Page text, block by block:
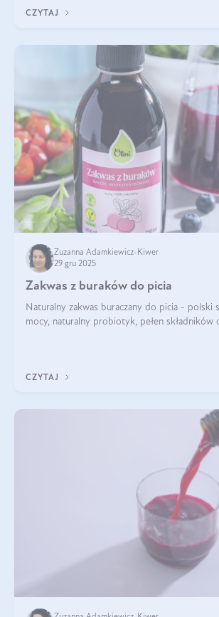
bydlęcy.
CZYTAJ
Zuzanna Adamkiewicz-Kiwer
29 gru 2025
Zakwas z buraków do picia
Naturalny zakwas buraczany do picia - polski
mocy, naturalny probiotyk, pełen składników
CZYTAJ